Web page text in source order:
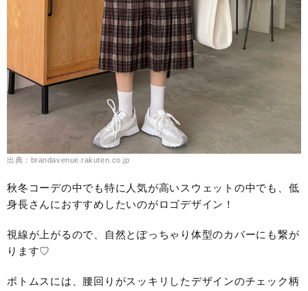
出典：brandavenue.rakuten.co.jp
秋冬コーデの中でも特に人気が高いスウェットの中でも、低
身長さんにおすすめしたいのがロゴデザイン！
視線が上がるので、自然とぽっちゃり体型のカバーにも繋が
ります♡
ボトムスには、腰回りがスッキリしたデザインのチェック柄